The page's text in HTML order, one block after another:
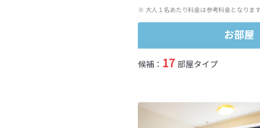
※ 大人１名あたり料金は参考料金となります
お部屋
候補： 17 部屋タイプ